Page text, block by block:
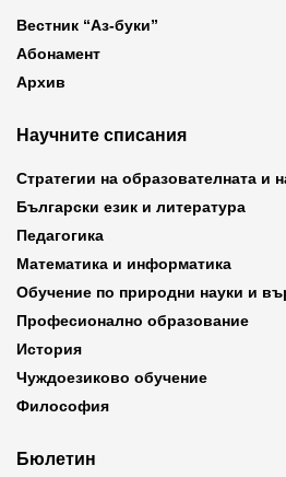
Вестник “Аз-буки”
Абонамент
Архив
Научните списания
Стратегии на образователната и
Български език и литература
Педагогика
Математика и информатика
Обучение по природни науки и
Професионално образование
История
Чуждоезиково обучение
Философия
Бюлетин